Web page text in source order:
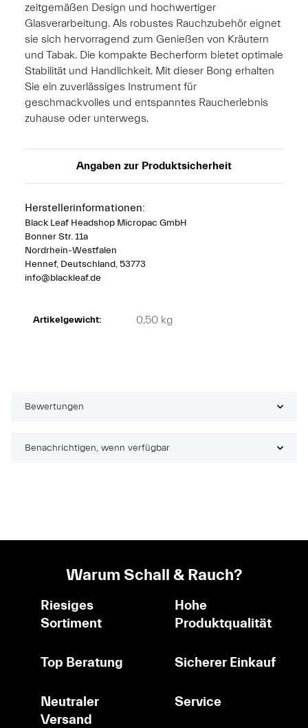
zeitgemäßen Design und hochwertiger
Glasverarbeitung. Als robustes Rauchzubehör eignet
sie sich hervorragend zum Genießen von Kräutern
und Tabak. Die kompakte Becherform bietet optimale
Stabilität und Handlichkeit. Mit dieser Bong erhalten
Sie ein zuverlässiges Instrument für
geschmackvolles und entspanntes Raucherlebnis
zuhause oder unterwegs.
Angaben zur Produktsicherheit
Herstellerinformationen:
Black Leaf Headshop Micropac GmbH
Bonner Str. 11a
Nordrhein-Westfalen
Hennef, Deutschland, 53773
info@blackleaf.de
Artikelgewicht: 0,50 kg
Bewertungen
Benachrichtigen, wenn verfügbar
Warum Schall & Rauch?
Riesiges
Sortiment
Hohe
Produktqualität
Top Beratung Sicherer Einkauf
Neutraler
Versand
Service